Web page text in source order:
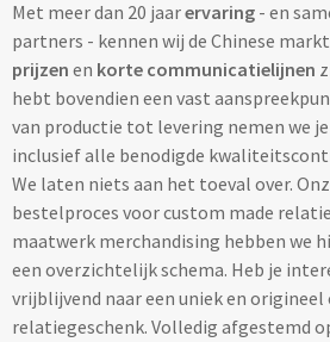
Opbergtasjes & Kadotasjes
Alle tassen
Eten & Drinken
Drinkflessen & Waterflesjes
Drink- & Waterflessen bedrukken
Custom made dekens & plaids
Custom made keukenschorten
Custom made onderzetters
Custom made plantjes & zaadpapier
Overig
Met meer dan 20 jaarervaring- en
partners - kennen wij de Chinese
prijzen en korte communicatielijnen
hebt bovendien een vast
van productie tot levering nemen we
inclusief alle benodigde
We laten niets aan het toeval over.
bestelproces voor custom made
maatwerk merchandising hebben we
een overzichtelijk schema. Heb je
vrijblijvend naar een uniek en
relatiegeschenk. Volledig afgestemd